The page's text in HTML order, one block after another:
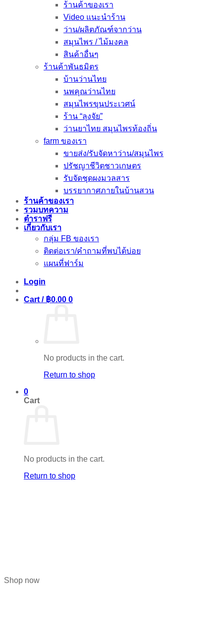
ร้านค้าของเรา
Video แนะนำร้าน
ว่าน/ผลิตภัณฑ์จากว่าน
สมุนไพร / ไม้มงคล
สินค้าอื่นๆ
ร้านค้าพันธมิตร
บ้านว่านไทย
นพคุณว่านไทย
สมุนไพรขุนประเวศน์
ร้าน “ลุงจัย”
ว่านยาไทย สมุนไพรท้องถิ่น
farm ของเรา
ขายส่ง/รับจัดหาว่าน/สมุนไพร
ปรัชญาชีวิตชาวเกษตร
รับจัดชุดผงมวลสาร
บรรยากาศภายในบ้านสวน
ร้านค้าของเรา
รวมบทความ
ตำราฟรี
เกี่ยวกับเรา
กลุ่ม FB ของเรา
ติดต่อเรา/คำถามที่พบได้บ่อย
แผนที่ฟาร์ม
Login
Cart / ฿0.00 0
No products in the cart.
Return to shop
0
Cart
No products in the cart.
Return to shop
Shop now